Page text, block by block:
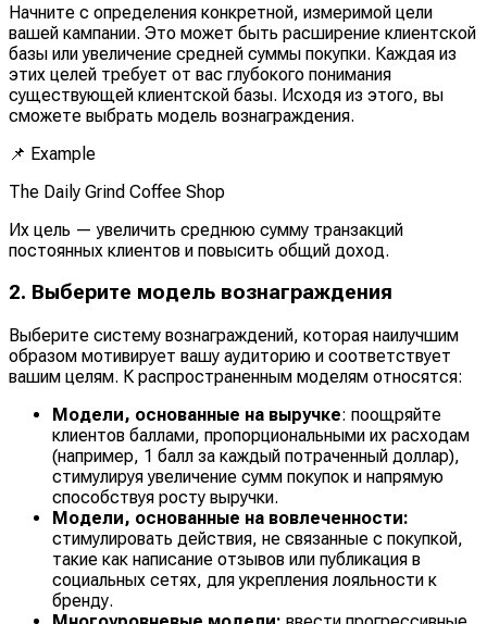
Начните с определения конкретной, измеримой цели
вашей кампании. Это может быть расширение клиентской
базы или увеличение средней суммы покупки. Каждая из
этих целей требует от вас глубокого понимания
существующей клиентской базы. Исходя из этого, вы
сможете выбрать модель вознаграждения.
📌 Example
The Daily Grind Coffee Shop
Их цель — увеличить среднюю сумму транзакций
постоянных клиентов и повысить общий доход.
2. Выберите модель вознаграждения
Выберите систему вознаграждений, которая наилучшим
образом мотивирует вашу аудиторию и соответствует
вашим целям. К распространенным моделям относятся:
Модели, основанные на выручке: поощряйте
клиентов баллами, пропорциональными их расходам
(например, 1 балл за каждый потраченный доллар),
стимулируя увеличение сумм покупок и напрямую
способствуя росту выручки.
Модели, основанные на вовлеченности:
стимулировать действия, не связанные с покупкой,
такие как написание отзывов или публикация в
социальных сетях, для укрепления лояльности к
бренду.